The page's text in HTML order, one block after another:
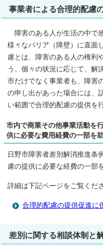
事業者による合理的配慮
障害のある人が生活の中で
様々なバリア（障壁）に直面
慮とは、障害のある人の権利
う、個々の状況に応じて、解
市だけでなく事業者も、障害
の申し出があった場合には、
い範囲で合理的配慮の提供を
市内で商業その他事業活動を
供に必要な費用経費の一部を
日野市障害者差別解消推進条
慮の提供に必要な経費の一部
詳細は下記ページをご覧くだ
合理的配慮の提供促進に
差別に関する相談体制と